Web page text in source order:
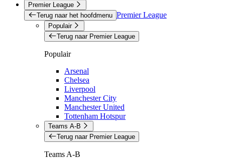
Premier League
Terug naar het hoofdmenu Premier League
Populair
Terug naar Premier League
Populair
Arsenal
Chelsea
Liverpool
Manchester City
Manchester United
Tottenham Hotspur
Teams A-B
Terug naar Premier League
Teams A-B